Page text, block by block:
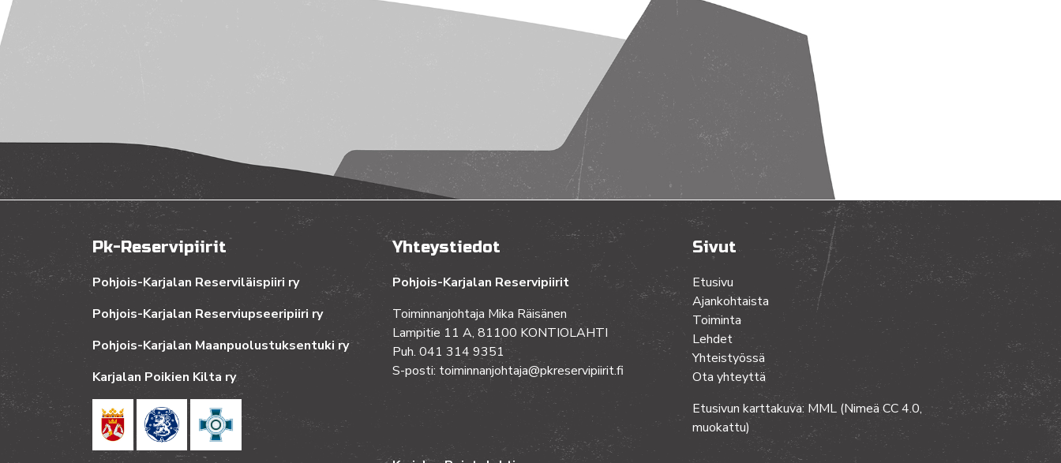
Pk-Reservipiirit
Pohjois-Karjalan Reserviläispiiri ry
Pohjois-Karjalan Reserviupseeripiiri ry
Pohjois-Karjalan Maanpuolustuksentuki ry
Karjalan Poikien Kilta ry
Yhteystiedot
Pohjois-Karjalan Reservipiirit
Toiminnanjohtaja Mika Räisänen
Lampitie 11 A, 81100 KONTIOLAHTI
Puh. 041 314 9351
S-posti: toiminnanjohtaja@pkreservipiirit.fi
Sivut
Etusivu
Ajankohtaista
Toiminta
Lehdet
Yhteistyössä
Ota yhteyttä
Etusivun karttakuva: MML (Nimeä CC 4.0,
muokattu)